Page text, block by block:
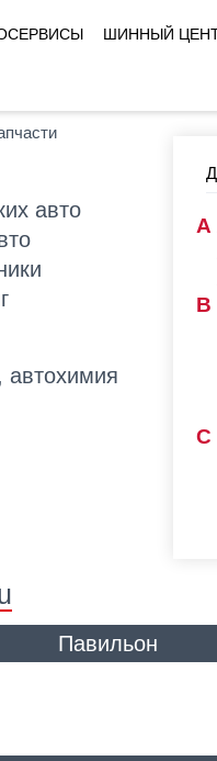
ШИННЫЙ
авто
автохимия
Павильон